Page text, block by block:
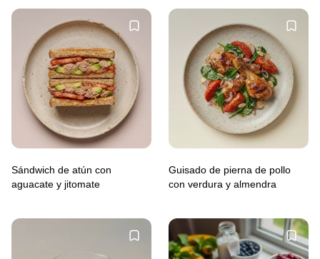
Sándwich de atún con
aguacate y jitomate
Guisado de pierna de pollo
con verdura y almendra